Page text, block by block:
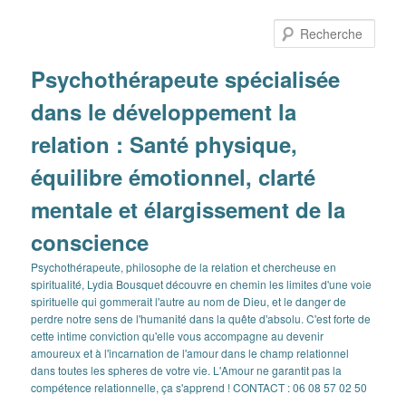
Psychothérapeute spécialisée
dans le développement la
relation : Santé physique,
équilibre émotionnel, clarté
mentale et élargissement de la
conscience
Psychothérapeute, philosophe de la relation et chercheuse en
spiritualité, Lydia Bousquet découvre en chemin les limites d'une voie
spirituelle qui gommerait l'autre au nom de Dieu, et le danger de
perdre notre sens de l'humanité dans la quête d'absolu. C'est forte de
cette intime conviction qu'elle vous accompagne au devenir
amoureux et à l'incarnation de l'amour dans le champ relationnel
dans toutes les spheres de votre vie. L'Amour ne garantit pas la
compétence relationnelle, ça s'apprend ! CONTACT : 06 08 57 02 50